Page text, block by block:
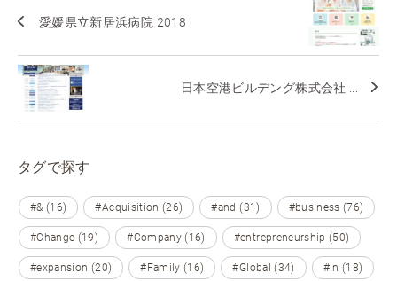
愛媛県立新居浜病院 2018
日本空港ビルデング株式会社 ...
タグで探す
#& (16) #Acquisition (26) #and (31) #business (76)
#Change (19) #Company (16) #entrepreneurship (50)
#expansion (20) #Family (16) #Global (34) #in (18)